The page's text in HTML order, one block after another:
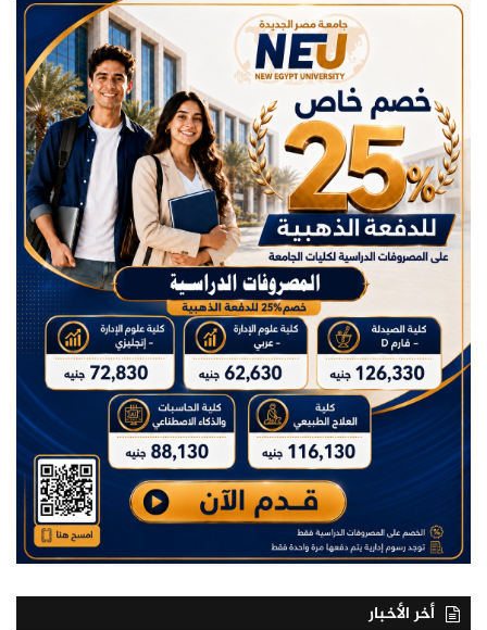
أخر الأخبار